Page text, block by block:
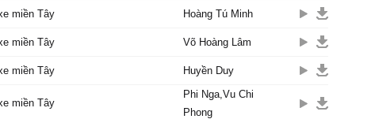
ngồi bên sông, mênh
hình bóng
miền Ƭâу
miền Tây Hoàng Tú Minh
miền Tây Võ Hoàng Lâm
miền Tây Huyền Duy
miền Tây
Phi Nga,Vu Chi
Phong